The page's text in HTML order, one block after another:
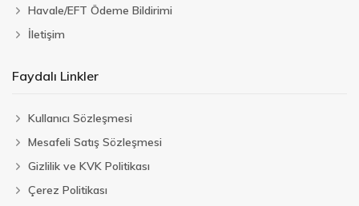
Havale/EFT Ödeme Bildirimi
İletişim
Faydalı Linkler
Kullanıcı Sözleşmesi
Mesafeli Satış Sözleşmesi
Gizlilik ve KVK Politikası
Çerez Politikası